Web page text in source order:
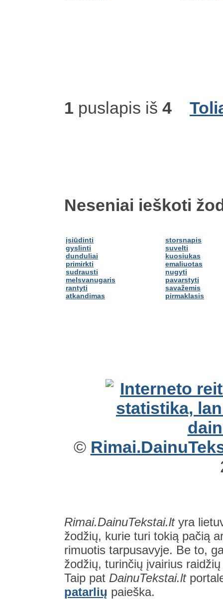
1 puslapis iš 4
Neseniai ieškoti
įsiūdinti
gyslinti
dunduliai
primirkti
sudrausti
melsvanugaris
rantyti
atkandimas
storsnapis
suvelti
kuosiukas
emaliuotas
nugyti
pavarstyti
savažemis
pirmaklasis
©
Rimai.DainuTekstai.ltyra
žodžių, kurie turi tokią pačią
rimuotis tarpusavyje. Be to,
žodžių, turinčių įvairius
Taip pat DainuTekstai.lt
patarlių paieška.